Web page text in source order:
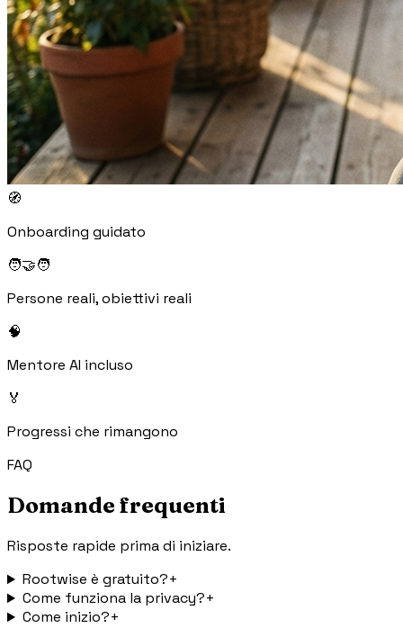
🧭
Onboarding guidato
🧑‍🤝‍🧑
Persone reali, obiettivi reali
🧠
Mentore AI incluso
🏅
Progressi che rimangono
FAQ
Domande frequenti
Risposte rapide prima di iniziare.
Rootwise è gratuito?+
Come funziona la privacy?+
Come inizio?+